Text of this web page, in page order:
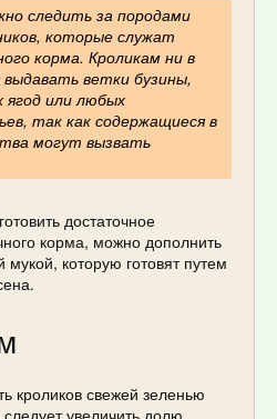
следить за породами
которые служат
корма. Кроликам ни в
выдавать ветки бузины,
ягод или любых
так как содержащиеся в
могут вызвать
достаточное
корма, можно дополнить
которую готовят путем
кроликов свежей зеленью
увеличить долю